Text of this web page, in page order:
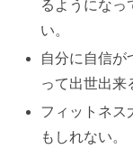
るようになっ
い。
自分に自信が
って出世出来
フィットネス
もしれない。